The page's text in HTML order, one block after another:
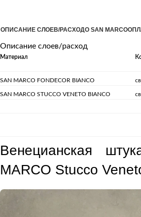
ОПИСАНИЕ СЛОЕВ/РАСХОДО SAN MARCO
Описание слоев/расход
Материал
SAN MARCO FONDECOR BIANCO
SAN MARCO STUCCO VENETO BIANCO
Венецианская
MARCO Stucco